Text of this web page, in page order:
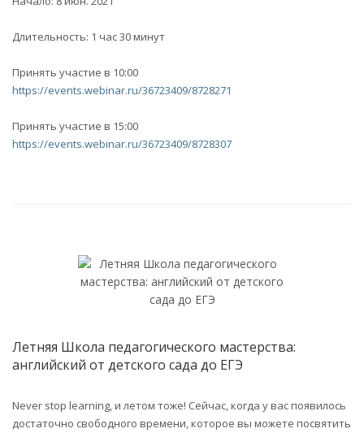
Длительность: 1 час 30 минут
Принять участие в 10:00
https://events.webinar.ru/36723409/8728271
Принять участие в 15:00
https://events.webinar.ru/36723409/8728307
Летняя Школа педагогического мастерства:
английский от детского сада до ЕГЭ
Never stop learning, и летом тоже! Сейчас, когда у вас появилось
достаточно свободного времени, которое вы можете посвятить